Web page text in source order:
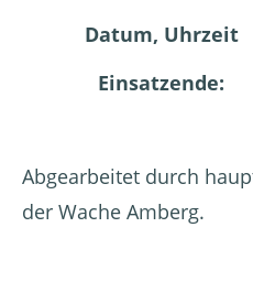
Datum, Uhrzeit
Einsatzende:
Abgearbeitet durch
der Wache Amberg.